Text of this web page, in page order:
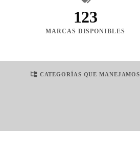
123
MARCAS DISPONIBLES
CATEGORÍAS QUE MANEJAMOS